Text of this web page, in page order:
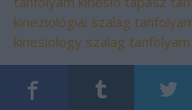
kineziológiai szalag
kinesiology szalag tanfolyam